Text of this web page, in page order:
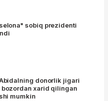
sobiq prezidenti
donorlik jigari
bozordan xarid qilingan
mumkin